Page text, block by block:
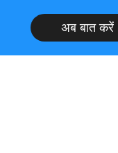
अब बात करें